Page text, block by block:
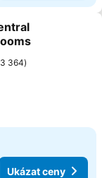
oblíbených
3 364
Ukázat ceny